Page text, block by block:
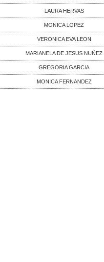
LAURA HERVAS
MONICA LOPEZ
VERONICA EVA LEON
MARIANELA DE JESUS NUÑEZ
GREGORIA GARCIA
MONICA FERNANDEZ